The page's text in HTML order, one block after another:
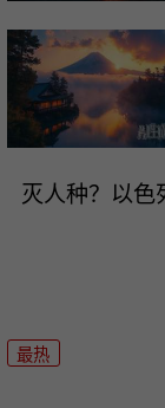
灭人种？以色
最热